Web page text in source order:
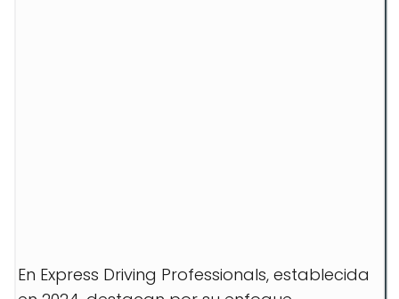
En Express Driving Professionals, establecida